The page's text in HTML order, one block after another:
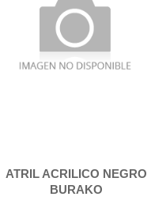
ATRIL ACRILICO NEGRO
BURAKO